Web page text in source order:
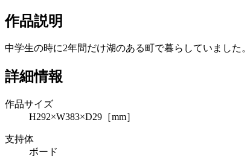
作品説明
中学生の時に2年間だけ湖のある町で暮らしていました
詳細情報
作品サイズ
H292×W383×D29［mm］
支持体
ボード